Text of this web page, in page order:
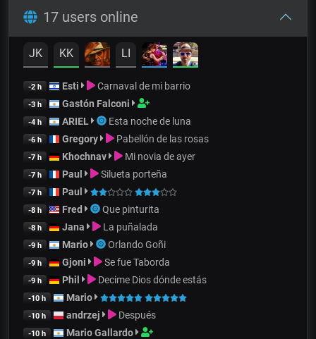
17 users online
JK KK LI
-2 h Esti Carnaval de mi barrio
-3 h Gastón Falconi
-4 h ARIEL Esta noche de luna
-6 h Gregory Pabellón de las rosas
-7 h Khochnav Mi novia de ayer
-7 h Paul Silueta porteña
-7 h Paul
-8 h Fred Que pinturita
-8 h Jana La puñalada
-9 h Mario Orlando Goñi
-9 h Gjoni Se fue Taborda
-9 h Phil Decime Dios dónde estás
-10 h Mario
-10 h andrzej Después
-10 h Mario Gallardo